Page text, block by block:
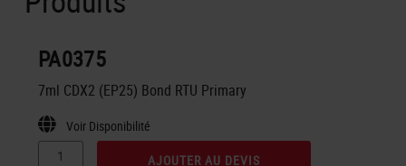
PA0375
7ml CDX2 (EP25) Bond RTU Primary
Voir Disponibilité
AJOUTER AU DEVIS